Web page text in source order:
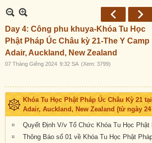
Day 4: Công phu khuya-Khóa Tu Học
Phật Pháp Úc Châu kỳ 21-The Y Camp
Adair, Auckland, New Zealand
07 Tháng Giêng 2024 9:32 SA (Xem: 3799)
Khóa Tu Học Phật Pháp Úc Châu Kỳ 21
Adair, Auckland, New Zealand (từ ngày 24